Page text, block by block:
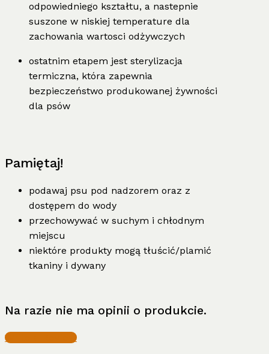
odpowiedniego kształtu, a nastepnie
suszone w niskiej temperature dla
zachowania wartosci odżywczych
ostatnim etapem jest sterylizacja
termiczna, która zapewnia
bezpieczeństwo produkowanej żywności
dla psów
Pamiętaj!
podawaj psu pod nadzorem oraz z
dostępem do wody
przechowywać w suchym i chłodnym
miejscu
niektóre produkty mogą tłuścić/plamić
tkaniny i dywany
Na razie nie ma opinii o produkcie.
Write a Review